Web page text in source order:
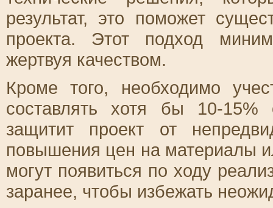
результат, это поможет
проекта. Этот подход
жертвуя качеством.
Кроме того, необходимо
составлять хотя бы 10-
защитит проект от
повышения цен на материалы
могут появиться по ходу
заранее, чтобы избежать